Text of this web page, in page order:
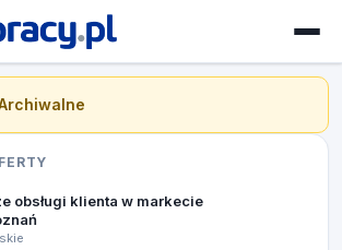
obsługi klienta w markecie